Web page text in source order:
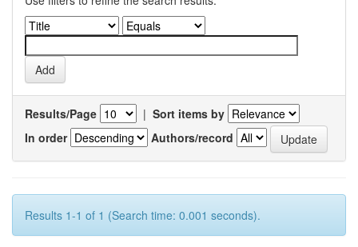
Results/Page | Sort items by
In order
Authors/record
Results 1-1 of 1 (Search time: 0.001 seconds).